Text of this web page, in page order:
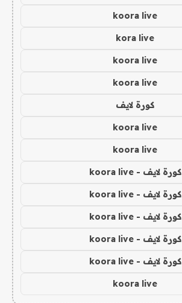
koora live
kora live
koora live
koora live
كورة لايف
koora live
koora live
كورة لايف - koora live
كورة لايف - koora live
كورة لايف - koora live
كورة لايف - koora live
كورة لايف - koora live
koora live